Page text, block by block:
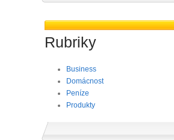
Rubriky
Business
Domácnost
Peníze
Produkty